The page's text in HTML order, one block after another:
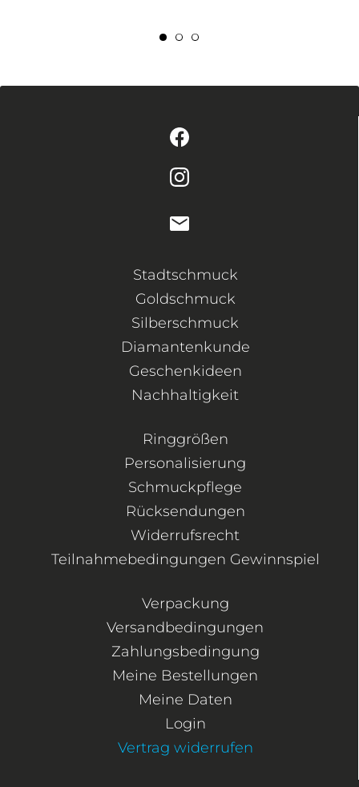
Stadtschmuck
Goldschmuck
Silberschmuck
Diamantenkunde
Geschenkideen
Nachhaltigkeit
Ringgrößen
Personalisierung
Schmuckpflege
Rücksendungen
Widerrufsrecht
Teilnahmebedingungen Gewinnspiel
Verpackung
Versandbedingungen
Zahlungsbedingung
Meine Bestellungen
Meine Daten
Login
Vertrag widerrufen